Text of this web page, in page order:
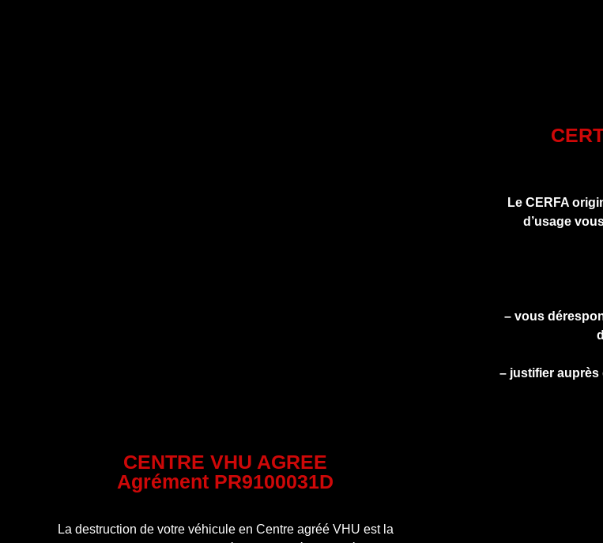
Le CERFA
d’usage
– vous
– justifier auprès
CENTRE VHU AGREE
Agrément PR9100031D
La destruction de votre véhicule en Centre agréé VHU est la